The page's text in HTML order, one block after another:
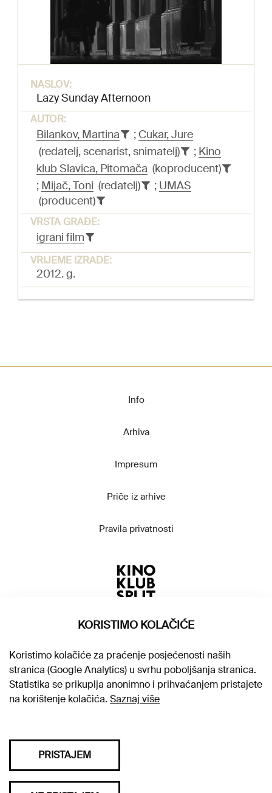
NASLOV:
Lazy Sunday Afternoon
AUTOR:
Bilankov, Martina ; Cukar, Jure
(redatelj, scenarist, snimatelj)
; Kino
klub Slavica, Pitomača (koproducent)
; Mijač, Toni (redatelj) ; UMAS
(producent)
VRSTA GRAĐE:
igrani film
VRIJEME IZRADE:
2012. g.
Info
Arhiva
Impresum
Priče iz arhive
Pravila privatnosti
KORISTIMO KOLAČIĆE
Koristimo kolačiće za praćenje posjećenosti naših
stranica (Google Analytics) u svrhu poboljšanja stranica.
Statistika se prikuplja anonimno i prihvaćanjem pristajete
na korištenje kolačića. Saznaj više
PRISTAJEM